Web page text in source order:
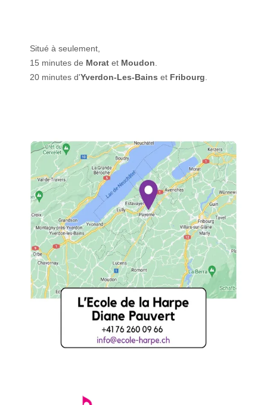
Situé à seulement,
15 minutes de Morat et Moudon
20 minutes d'Yverdon-Les-Bains et Fribourg